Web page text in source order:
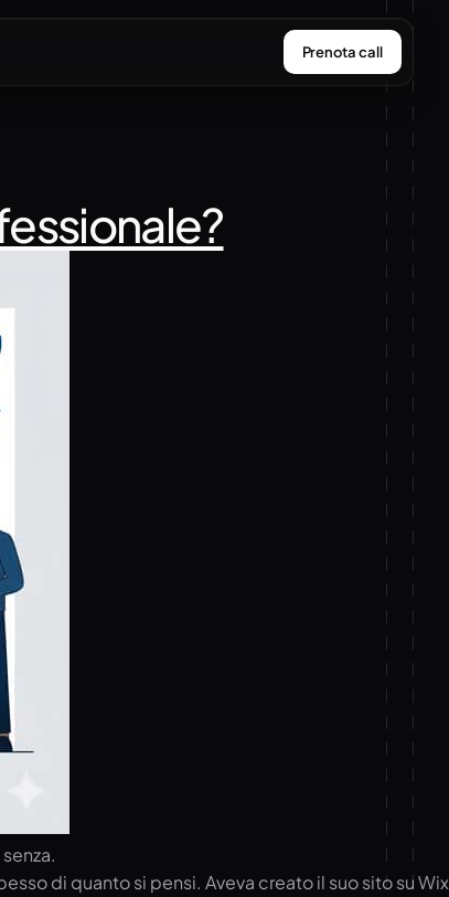
Prenota call
di quanto si pensi. Aveva creato il suo sito su Wix